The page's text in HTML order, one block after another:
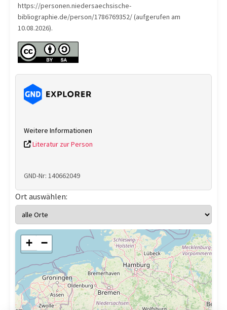
https://personen.niedersaechsische-
bibliographie.de/person/1786769352/ (aufgerufen am
10.08.2026).
Weitere Informationen
Literatur zur Person
GND-Nr: 140662049
Ort auswählen:
+ −